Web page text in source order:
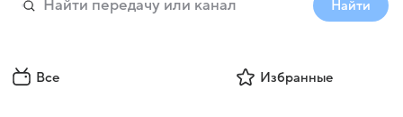
Найти
Все Избранные